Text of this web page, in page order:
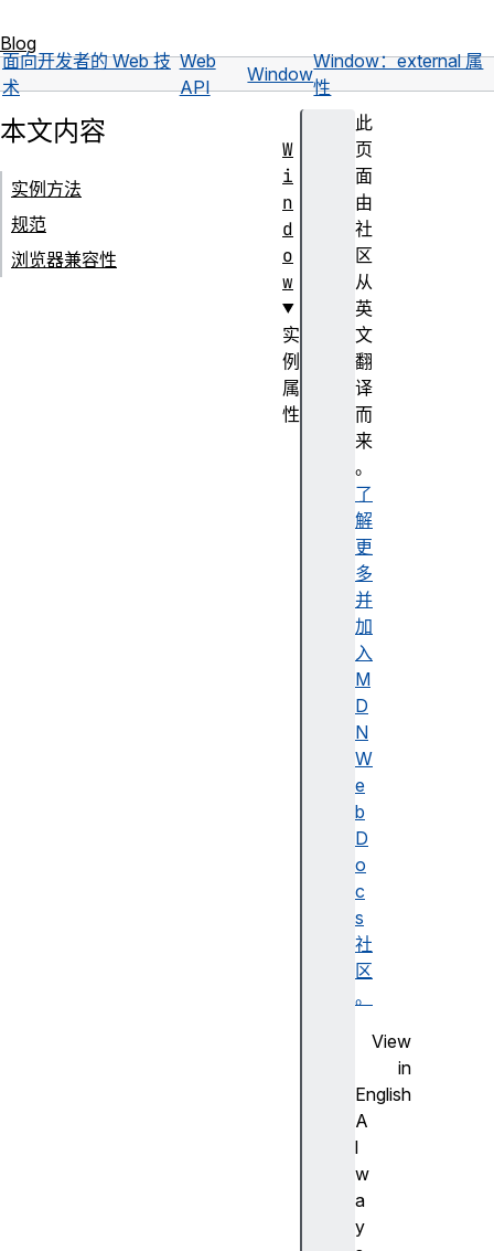
Blog
面向开发者的 Web 技
术
Web
API
Window
Window：external 属
性
此
页
面
由
社
区
从
英
文
翻
译
而
来
。
了
解
更
多
并
加
入
M
D
N
W
e
b
D
o
c
s
社
区
。
View
in
English
A
l
w
a
y
本文内容
实例方法
规范
浏览器兼容性
W
i
n
d
o
w
实
例
属
性